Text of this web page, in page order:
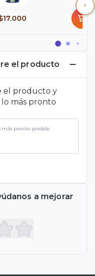
el producto
el producto y
más pronto
a mejorar